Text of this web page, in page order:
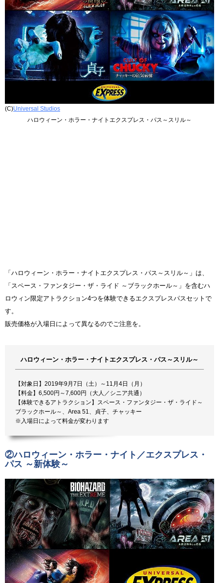
(C)Universal Studios
ハロウィーン・ホラー・ナイトエクスプレス・パス～スリル～
「ハロウィーン・ホラー・ナイトエクスプレス・パス～スリル～」は、
「スペース・ファンタジー・ザ・ライド ～ブラックホール～」を含むハ
ロウィン限定アトラクション4つを体験できるエクスプレスパスセットで
す。
販売価格が入場日によって異なるのでご注意を。
ハロウィーン・ホラー・ナイトエクスプレス・パス～スリル～
【対象日】2019年9月7日（土）～11月4日（月）
【料金】6,500円～7,600円（大人／シニア共通）
【体験できるアトラクション】スペース・ファンタジー・ザ・ライド～
ブラックホール～、Area 51、貞子、チャッキー
※入場日によって料金が変わります
②ハロウィーン・ホラー・ナイト／エクスプレス・
パス ～新体験～